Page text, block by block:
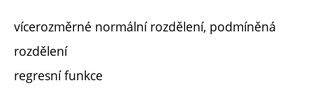
vícerozměrné normální rozdělení, podmíněná
rozdělení
regresní funkce